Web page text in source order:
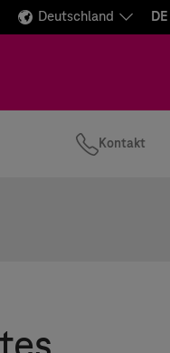
Deutschland DE
Kontakt